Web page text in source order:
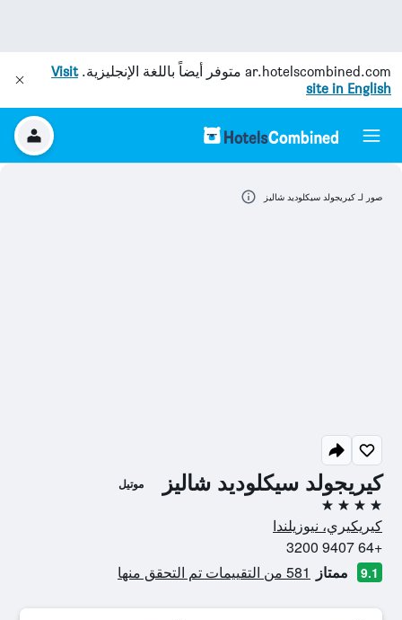
ar.hotelscombined.com متوفر أيضاً باللغة الإنجليزية.Visit
site in English
كيريجولد سيكلوديد شاليز موتيل
4 نجوم
كيريكيري، نيوزيلندا
+64 9407 3200
9.1 ممتاز 581 من التقييمات تم التحقق منها
صور لـ كيريجولد سيكلوديد شاليز